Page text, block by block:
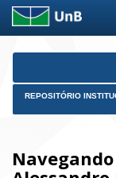
Skip
REPOSITÓRIO